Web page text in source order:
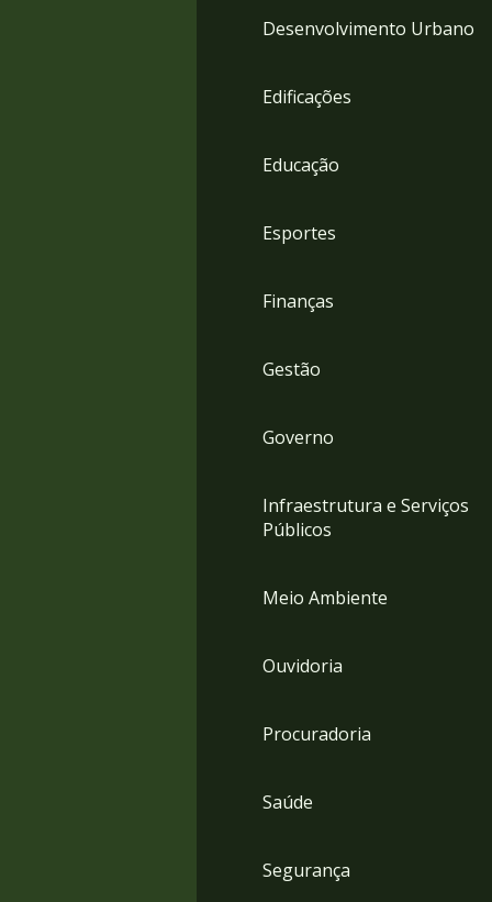
Desenvolvimento Urbano
Edificações
Educação
Esportes
Finanças
Gestão
Governo
Infraestrutura e Serviços
Públicos
Meio Ambiente
Ouvidoria
Procuradoria
Saúde
Segurança